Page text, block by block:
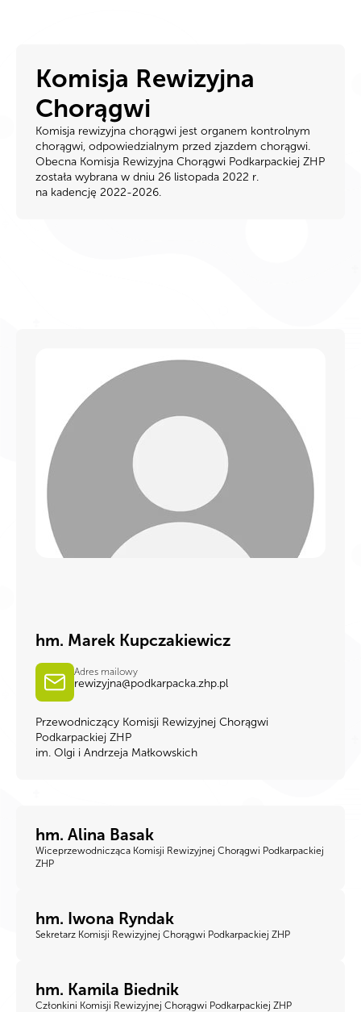
Komisja Rewizyjna
Chorągwi
Komisja rewizyjna chorągwi jest organem kontrolnym
chorągwi, odpowiedzialnym przed zjazdem chorągwi.
Obecna Komisja Rewizyjna Chorągwi Podkarpackiej ZHP
została wybrana w dniu 26 listopada 2022 r.
na kadencję 2022-2026.
hm. Marek Kupczakiewicz
Adres mailowy
rewizyjna@podkarpacka.zhp.pl
Przewodniczący Komisji Rewizyjnej Chorągwi
Podkarpackiej ZHP
im. Olgi i Andrzeja Małkowskich
hm. Alina Basak
Wiceprzewodnicząca Komisji Rewizyjnej Chorągwi Podkarpackiej
ZHP
hm. Iwona Ryndak
Sekretarz Komisji Rewizyjnej Chorągwi Podkarpackiej ZHP
hm. Kamila Biednik
Członkini Komisji Rewizyjnej Chorągwi Podkarpackiej ZHP